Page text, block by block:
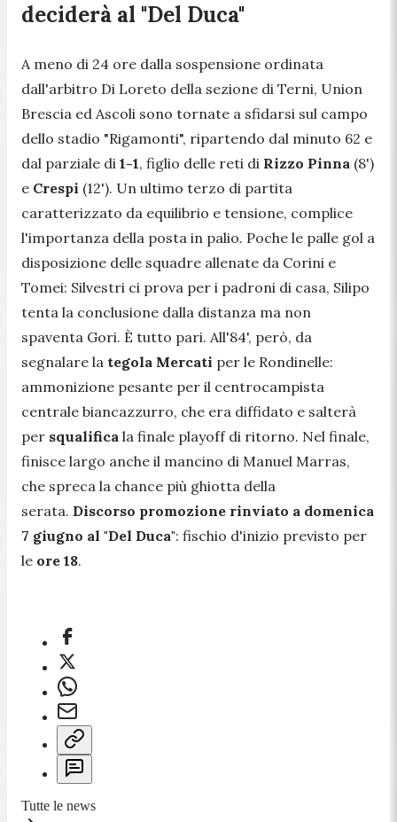
deciderà al "Del Duca"
A meno di 24 ore dalla sospensione ordinata
dall'arbitro Di Loreto della sezione di Terni, Union
Brescia ed Ascoli sono tornate a sfidarsi sul campo
dello stadio "Rigamonti", ripartendo dal minuto 62 e
dal parziale di 1-1, figlio delle reti di Rizzo Pinna (8')
e Crespi (12'). Un ultimo terzo di partita
caratterizzato da equilibrio e tensione, complice
l'importanza della posta in palio. Poche le palle gol a
disposizione delle squadre allenate da Corini e
Tomei: Silvestri ci prova per i padroni di casa, Silipo
tenta la conclusione dalla distanza ma non
spaventa Gori. È tutto pari. All'84', però, da
segnalare la tegola Mercati per le Rondinelle:
ammonizione pesante per il centrocampista
centrale biancazzurro, che era diffidato e salterà
per squalifica la finale playoff di ritorno. Nel finale,
finisce largo anche il mancino di Manuel Marras,
che spreca la chance più ghiotta della
serata. Discorso promozione rinviato a domenica
7 giugno al "Del Duca": fischio d'inizio previsto per
le ore 18.
Tutte le news